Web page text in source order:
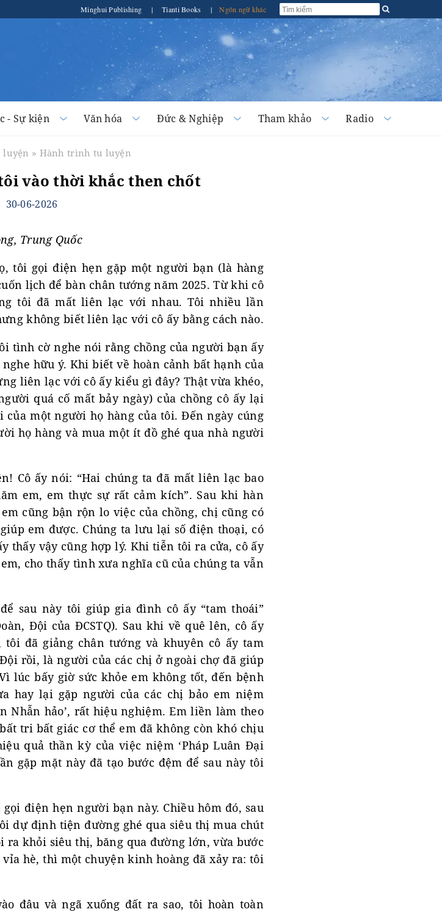
Minghui Publishing | Tianti Books | Ngôn ngữ khác
- Sự kiện Văn hóa Đức & Nghiệp Tham khảo Radio
luyện » Hành trình tu luyện
vào thời khắc then chốt
30-06-2026
Trung Quốc
tôi gọi điện hẹn gặp một người bạn (là hàng
lịch để bàn chân tướng năm 2025. Từ khi cô
tôi đã mất liên lạc với nhau. Tôi nhiều lần
không biết liên lạc với cô ấy bằng cách nào.
tình cờ nghe nói rằng chồng của người bạn ấy
hữu ý. Khi biết về hoàn cảnh bất hạnh của
liên lạc với cô ấy kiểu gì đây? Thật vừa khéo,
quá cố mất bảy ngày) của chồng cô ấy lại
một người họ hàng của tôi. Đến ngày cúng
họ hàng và mua một ít đồ ghé qua nhà người
Cô ấy nói: “Hai chúng ta đã mất liên lạc bao
em, em thực sự rất cảm kích”. Sau khi hàn
cũng bận rộn lo việc của chồng, chị cũng có
em được. Chúng ta lưu lại số điện thoại, có
thấy vậy cũng hợp lý. Khi tiễn tôi ra cửa, cô ấy
cho thấy tình xưa nghĩa cũ của chúng ta vẫn
sau này tôi giúp gia đình cô ấy “tam thoái”
Đội của ĐCSTQ). Sau khi về quê lên, cô ấy
đã giảng chân tướng và khuyên cô ấy tam
rồi, là người của các chị ở ngoài chợ đã giúp
lúc bấy giờ sức khỏe em không tốt, đến bệnh
hay lại gặp người của các chị bảo em niệm
Nhẫn hảo’, rất hiệu nghiệm. Em liền làm theo
tri bất giác cơ thể em đã không còn khó chịu
quả thần kỳ của việc niệm ‘Pháp Luân Đại
gặp mặt này đã tạo bước đệm để sau này tôi
điện hẹn người bạn này. Chiều hôm đó, sau
dự định tiện đường ghé qua siêu thị mua chút
ra khỏi siêu thị, băng qua đường lớn, vừa bước
hè, thì một chuyện kinh hoàng đã xảy ra: tôi
đâu và ngã xuống đất ra sao, tôi hoàn toàn